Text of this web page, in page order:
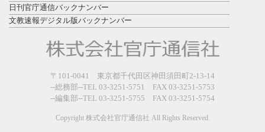
2026年7月27
日更新
政経学部の
来春開設決
定を祝...
日刊官庁通信バックナンバー
文教速報デジタル版バックナンバー
〒101-0041 東京都千代田区神田須田町2-13-14
--総務部--TEL 03-3251-5751 FAX 03-3251-5753
--編集部--TEL 03-3251-5755 FAX 03-3251-5754
Copyright 株式会社官庁通信社 All Rights Reserved.